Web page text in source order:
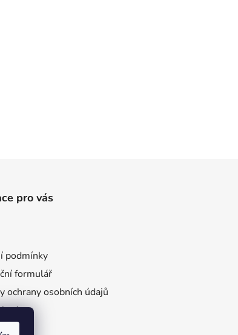
pro vás
podmínky
formulář
ochrany osobních údajů